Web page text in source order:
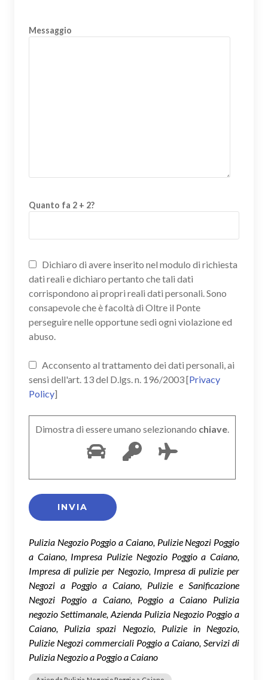
Messaggio
Quanto fa 2 + 2?
Dichiaro di avere inserito nel modulo di richiesta
dati reali e dichiaro pertanto che tali dati
corrispondono ai propri reali dati personali. Sono
consapevole che è facoltà di Oltre il Ponte
perseguire nelle opportune sedi ogni violazione ed
abuso.
Acconsento al trattamento dei dati personali, ai
sensi dell'art. 13 del D.lgs. n. 196/2003 [Privacy
Policy]
Dimostra di essere umano selezionando chiave
Pulizia Negozio Poggio a Caiano, Pulizie Negozi Poggio
a Caiano, Impresa Pulizie Negozio Poggio a Caiano,
Impresa di pulizie per Negozio, Impresa di pulizie per
Negozi a Poggio a Caiano, Pulizie e Sanificazione
Negozi Poggio a Caiano, Poggio a Caiano Pulizia
negozio Settimanale, Azienda Pulizia Negozio Poggio a
Caiano, Pulizia spazi Negozio, Pulizie in Negozio,
Pulizie Negozi commerciali Poggio a Caiano, Servizi di
Pulizia Negozio a Poggio a Caiano